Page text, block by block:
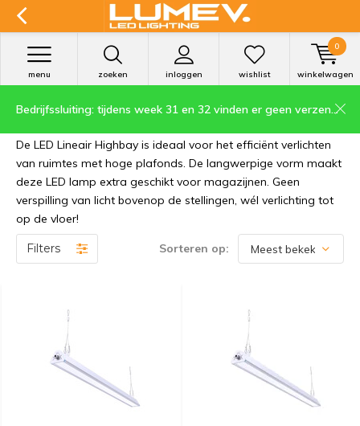
zoeken inloggen
menu wishlist winkelwagen
0
Bedrijfssluiting: tijdens week 31 en 32 vinden er geen verzendingen plaats.
Lineair
De LED Lineair Highbay is ideaal voor het efficiënt verlichten
van ruimtes met hoge plafonds. De langwerpige vorm maakt
deze LED lamp extra geschikt voor magazijnen. Geen
verspilling van licht bovenop de stellingen, wél verlichting tot
op de vloer!
Filters Sorteren op: